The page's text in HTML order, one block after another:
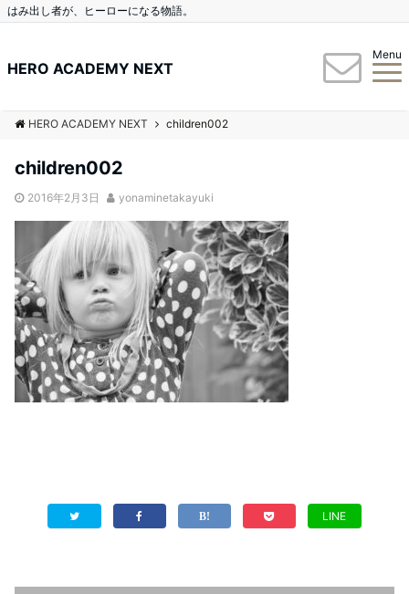
はみ出し者が、ヒーローになる物語。
HERO ACADEMY NEXT
Menu
HERO ACADEMY NEXT children002
children002
2016年2月3日 yonaminetakayuki
LINE